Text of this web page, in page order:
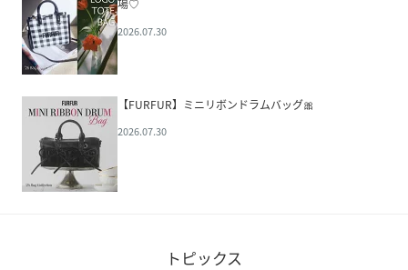
場♡
2026.07.30
【FURFUR】ミニリボンドラムバッグ🎀
2026.07.30
トピックス